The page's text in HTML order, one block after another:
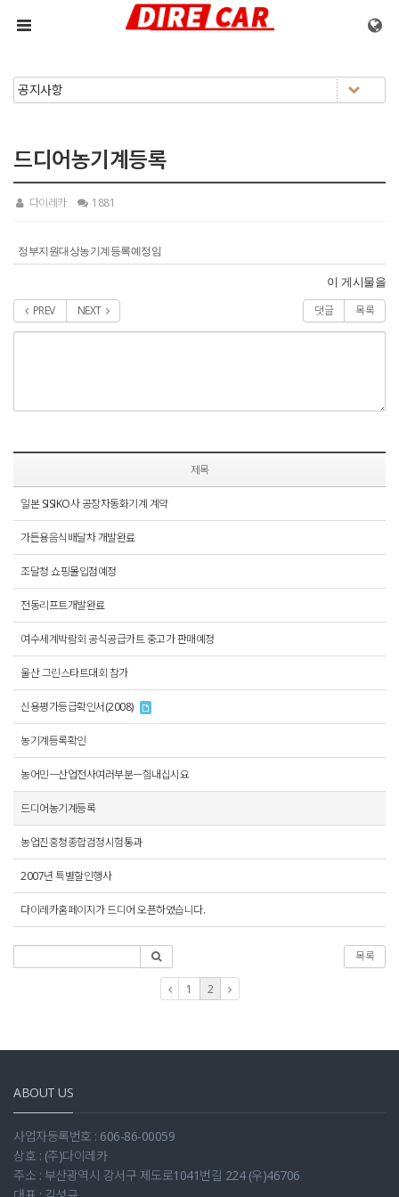
메뉴 건너뛰기
드디어농기계등록
다이레카 1881
정부지원대상농기계등록예정임
이 게시물을
PREV NEXT 댓글 목록
제목
일본 SISIKO사 공장자동화기계 계약
가든용음식배달차 개발완료
조달청 쇼핑몰입점예정
전동리프트개발완료
여수세계박람회 공식공급카트 중고가 판매예정
울산 그린스타트대회 참가
신용평가등급확인서(2008)
농기계등록확인
농어민ㅡ산업전사여러부분ㅡ힘내십시요
드디어농기계등록
농업진흥청종합검정시험통과
2007년 특별할인행사
다이레카홈페이지가 드디어 오픈하였습니다.
목록
1 2
ABOUT US
사업자등록번호 : 606-86-00059
상호 : (주)다이레카
주소 : 부산광역시 강서구 제도로1041번길 224 (우)46706